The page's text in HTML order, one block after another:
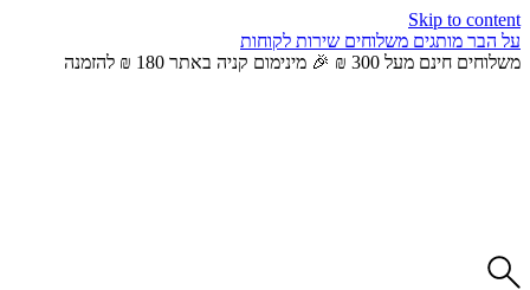
Skip to content
על הבר מותגים משלוחים שירות לקוחות
משלוחים חינם מעל 300 ₪ 🎉 מינימום קניה באתר 180 ₪ להזמנה